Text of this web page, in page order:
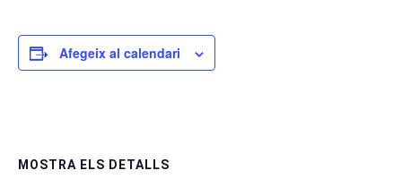
Afegeix al calendari
MOSTRA ELS DETALLS